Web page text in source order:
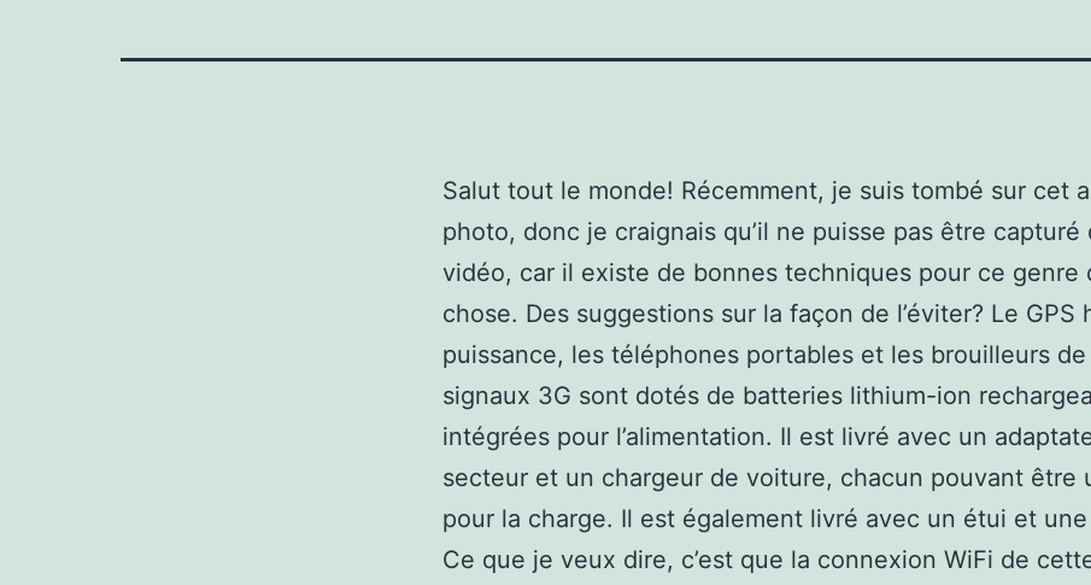
Salut tout le monde! Récemment, je suis tombé sur cet
photo, donc je craignais qu’il ne puisse pas être capturé
vidéo, car il existe de bonnes techniques pour ce genre
chose. Des suggestions sur la façon de l’éviter? Le GPS
puissance, les téléphones portables et les brouilleurs de
signaux 3G sont dotés de batteries lithium-ion
intégrées pour l’alimentation. Il est livré avec un
secteur et un chargeur de voiture, chacun pouvant être
pour la charge. Il est également livré avec un étui et une
Ce que je veux dire, c’est que la connexion WiFi de